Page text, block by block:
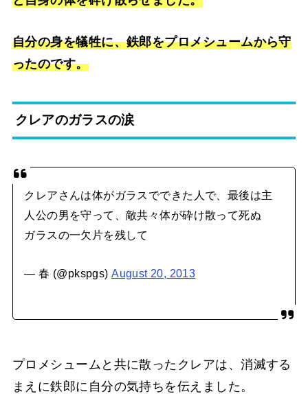
自分の身を犠牲に、鉄郎をプロメシュームから守
ったのです。
クレアのガラスの涙
クレアさんは体がガラスでできた人で、最後は主
人公の男を守って、敵共々体が砕け散って死ぬ
ガラスの一欠片を残して
— 春 (@pkspgs) August 20, 2013
プロメシュームと共に散ったクレアは、消滅する
まえに鉄郎に自分の気持ちを伝えました。